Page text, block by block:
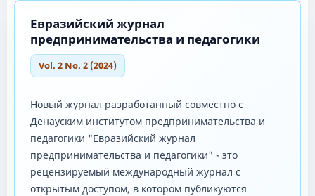
Евразийский журнал
предпринимательства и педагогики
Vol. 2 No. 2 (2024)
Новый журнал разработанный совместно с
Денауским институтом предпринимательства и
педагогики "Евразийский журнал
предпринимательства и педагогики" - это
рецензируемый международный журнал с
открытым доступом, в котором публикуются